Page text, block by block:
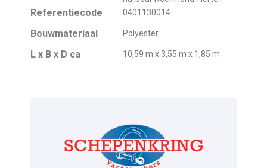
Referentiecode 0401130014
Bouwmateriaal Polyester
L x B x D ca 10,59 m x 3,55 m x 1,85 m